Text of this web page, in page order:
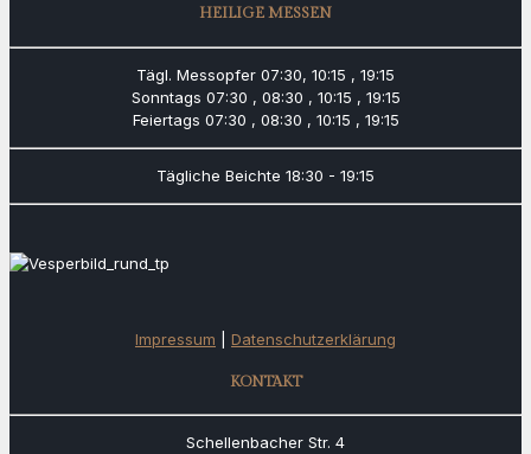
HEILIGE MESSEN
Tägl. Messopfer 07:30, 10:15 , 19:15
Sonntags 07:30 , 08:30 , 10:15 , 19:15
Feiertags 07:30 , 08:30 , 10:15 , 19:15
Tägliche Beichte 18:30 - 19:15
Impressum Datenschutzerklärung
KONTAKT
Schellenbacher Str. 4